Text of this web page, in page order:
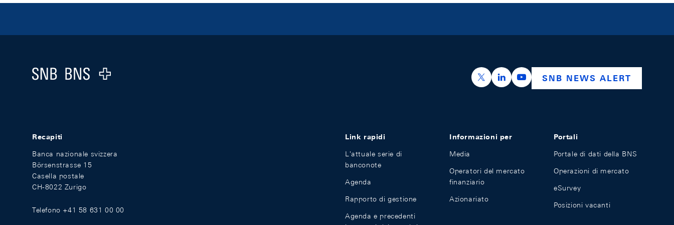
Logo
https://x.com/snb_bns
https://ch.linkedin.com/company/swiss-
https://www.youtube.com/
SNB NEWS ALERT
Recapiti
Banca nazionale svizzera
Börsenstrasse 15
Casella postale
CH-8022 Zurigo
Telefono +41 58 631 00 00
Link rapidi
L'attuale serie di
banconote
Agenda
Rapporto di gestione
Agenda e precedenti
Informazioni per
Media
Operatori del mercato
finanziario
Azionariato
Portali
Portale di dati della BNS
Operazioni di mercato
eSurvey
Posizioni vacanti